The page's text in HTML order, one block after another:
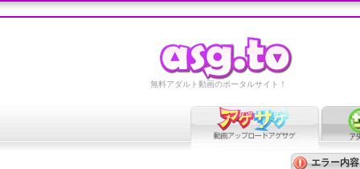
無料アダルト動画のポータルサイト！
エラー内容